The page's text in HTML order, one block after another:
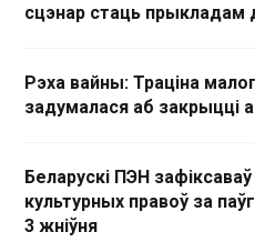
сцэнар стаць прыкладам
Рэха вайны: Траціна
задумалася аб закрыцці
Беларускі ПЭН
культурных правоў за
3 жніўня